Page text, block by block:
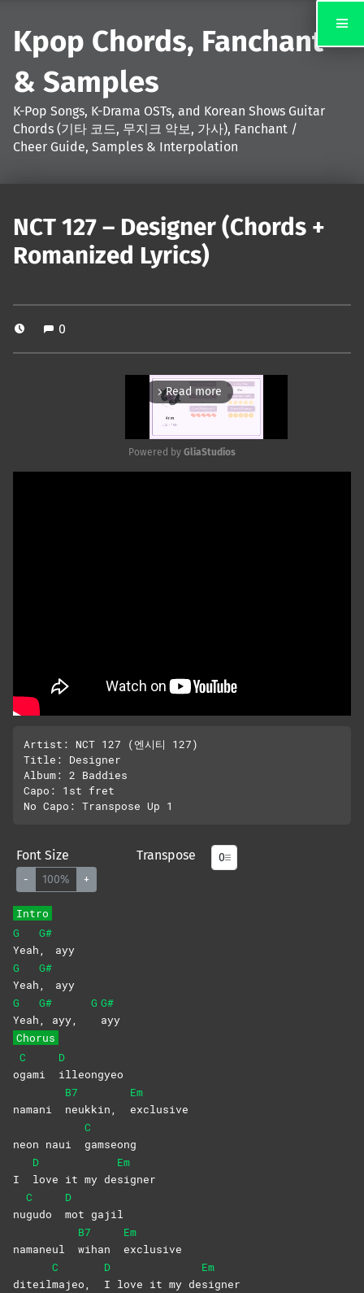
Kpop Chords, Fanchant
& Samples
K-Pop Songs, K-Drama OSTs, and Korean Shows Guitar
Chords (기타 코드, 무지크 악보, 가사), Fanchant /
Cheer Guide, Samples & Interpolation
NCT 127 – Designer (Chords +
Romanized Lyrics)
0
arrow_forward_ios Read more
Powered by GliaStudios
Artist: NCT 127 (엔시티 127)
Title: Designer
Album: 2 Baddies
Capo: 1st fret
Font Size
- 100% +
Transpose
Intro
G
Yeah
G#
,
ayy
G
Yeah
G#
,
ayy
G
Yeah
G#
, ayy,
G G#
ayy
Chorus
o
C
gami
D
illeongyeo
namani
B7
neukkin,
Em
exclusive
neon naui
C
gamseong
I
D
love it my de
Em
signer
nu
C
gudo
D
mot gajil
namaneul
B7
wihan
Em
exclusive
diteil
C
majeo,
D
I love it my de
Em
signer